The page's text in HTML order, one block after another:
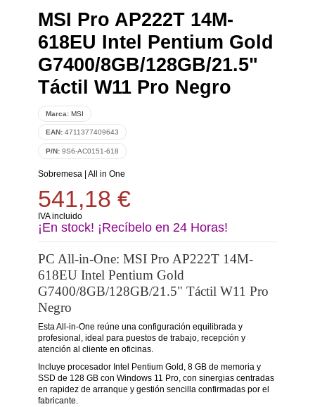
MSI Pro AP222T 14M-
618EU Intel Pentium Gold
G7400/8GB/128GB/21.5"
Táctil W11 Pro Negro
Marca: MSI
EAN: 4711377409643
P/N: 9S6-AC0151-618
Sobremesa| All in One
541,18 €
IVA incluido
¡En stock! ¡Recíbelo en 24 Horas!
PC All-in-One: MSI Pro AP222T 14M-
618EU Intel Pentium Gold
G7400/8GB/128GB/21.5" Táctil W11 Pro
Negro
Esta All-in-One reúne una configuración equilibrada y
profesional, ideal para puestos de trabajo, recepción y
atención al cliente en oficinas.
Incluye procesador Intel Pentium Gold, 8 GB de memoria y
SSD de 128 GB con Windows 11 Pro, con sinergias centradas
en rapidez de arranque y gestión sencilla confirmadas por el
fabricante.